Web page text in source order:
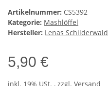
Artikelnummer: CS5392
Kategorie: Mashlöffel
Hersteller: Lenas Schilderwald
5,90 €
inkl. 19% USt. , zzgl. Versand